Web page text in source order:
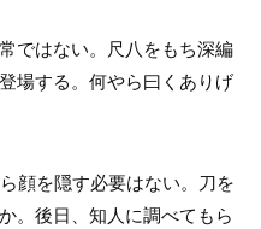
ではない。尺八をもち深編
場する。何やら曰くありげ
顔を隠す必要はない。刀を
。後日、知人に調べてもら